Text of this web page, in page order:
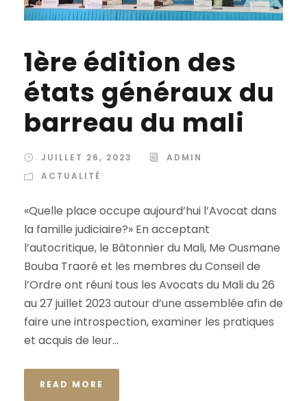
1ère édition des
états généraux du
barreau du mali
JUILLET 26, 2023
ADMIN
ACTUALITÉ
«Quelle place occupe aujourd’hui l’Avocat dans
la famille judiciaire?» En acceptant
l’autocritique, le Bâtonnier du Mali, Me Ousmane
Bouba Traoré et les membres du Conseil de
l’Ordre ont réuni tous les Avocats du Mali du 26
au 27 juillet 2023 autour d’une assemblée afin de
faire une introspection, examiner les pratiques
et acquis de leur...
READ MORE